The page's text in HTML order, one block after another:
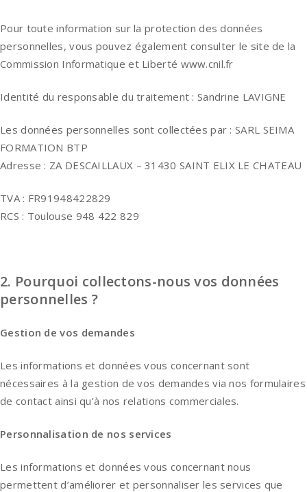
Pour toute information sur la protection des données
personnelles, vous pouvez également consulter le site de la
Commission Informatique et Liberté www.cnil.fr
Identité du responsable du traitement : Sandrine LAVIGNE
Les données personnelles sont collectées par : SARL SEIMA
FORMATION BTP
Adresse : ZA DESCAILLAUX – 31430 SAINT ELIX LE CHATEAU
TVA : FR91948422829
RCS : Toulouse 948 422 829
2. Pourquoi collectons-nous vos données
personnelles ?
Gestion de vos demandes
Les informations et données vous concernant sont
nécessaires à la gestion de vos demandes via nos formulaires
de contact ainsi qu’à nos relations commerciales.
Personnalisation de nos services
Les informations et données vous concernant nous
permettent d’améliorer et personnaliser les services que